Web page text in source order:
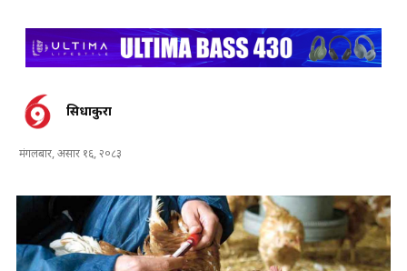
सिधाकुरा
मंगलबार, असार १६, २०८३